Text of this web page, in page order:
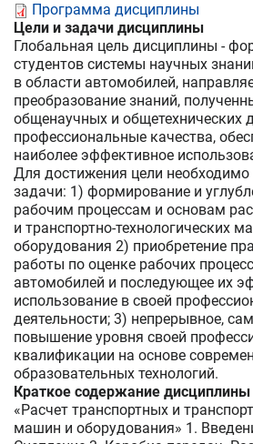
Программа дисциплины
Цели и задачи дисциплины
Глобальная цель дисциплины -
студентов системы научных
в области автомобилей,
преобразование знаний,
общенаучных и общетехнических
профессиональные качества,
наиболее эффективное
Для достижения цели
задачи: 1) формирование и
рабочим процессам и основам
и транспортно-технологических
оборудования 2) приобретение
работы по оценке рабочих
автомобилей и последующее их
использование в своей
деятельности; 3) непрерывное,
повышение уровня своей
квалификации на основе
образовательных технологий.
Краткое содержание дисциплины
«Расчет транспортных и
машин и оборудования» 1.